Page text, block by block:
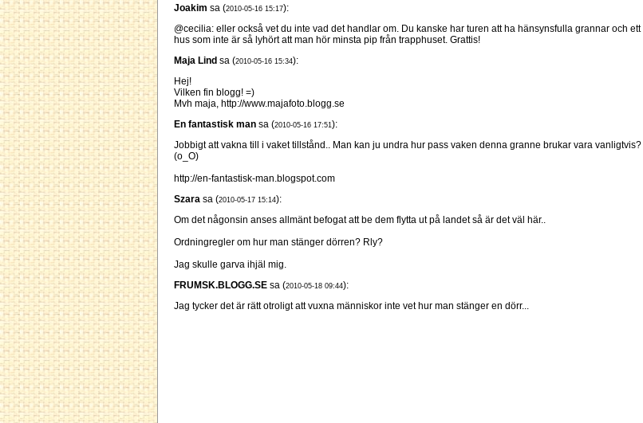
Joakim sa (2010-05-16 15:17):
@cecilia: eller också vet du inte vad det handlar om. Du kanske har turen att ha hänsynsfulla grannar och ett
hus som inte är så lyhört att man hör minsta pip från trapphuset. Grattis!
Maja Lind sa (2010-05-16 15:34):
Hej!
Vilken fin blogg! =)
Mvh maja, http://www.majafoto.blogg.se
En fantastisk man sa (2010-05-16 17:51):
Jobbigt att vakna till i vaket tillstånd.. Man kan ju undra hur pass vaken denna granne brukar vara vanligtvis?
(o_O)
http://en-fantastisk-man.blogspot.com
Szara sa (2010-05-17 15:14):
Om det någonsin anses allmänt befogat att be dem flytta ut på landet så är det väl här..
Ordningregler om hur man stänger dörren? Rly?
Jag skulle garva ihjäl mig.
FRUMSK.BLOGG.SE sa (2010-05-18 09:44):
Jag tycker det är rätt otroligt att vuxna människor inte vet hur man stänger en dörr...